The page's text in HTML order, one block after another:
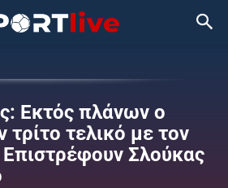
Εκτός πλάνων ο
τρίτο τελικό με τον
Σλούκας